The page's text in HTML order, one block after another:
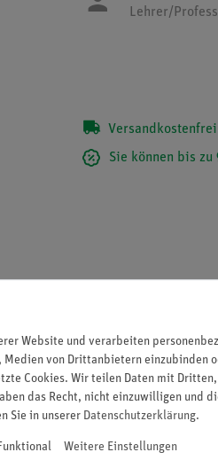
Lehrer/
Sie können bis zu
Kunststoffbehälter. Der
Website und verarbeiten
von Drittanbietern einzubinden
Cookies. Wir teilen Daten mit
das Recht, nicht einzuwilligen und
Sie in unserer Daten­schutz­erklärung.
Weitere Einstellungen